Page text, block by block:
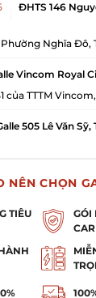
ĐHTS 146
Nghĩa Đô,
Vincom Royal
của TTTM
505 Lê Văn Sỹ,
393 Điện Biên
Cờ, TP. Hồ Chí
400 Hai Bà
Định, TP. Hồ
NÊN CHỌN
TIÊU
GÓI